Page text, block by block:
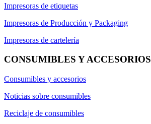
Impresoras de etiquetas
Impresoras de Producción y Packaging
Impresoras de cartelería
CONSUMIBLES Y ACCESORIOS
Consumibles y accesorios
Noticias sobre consumibles
Reciclaje de consumibles